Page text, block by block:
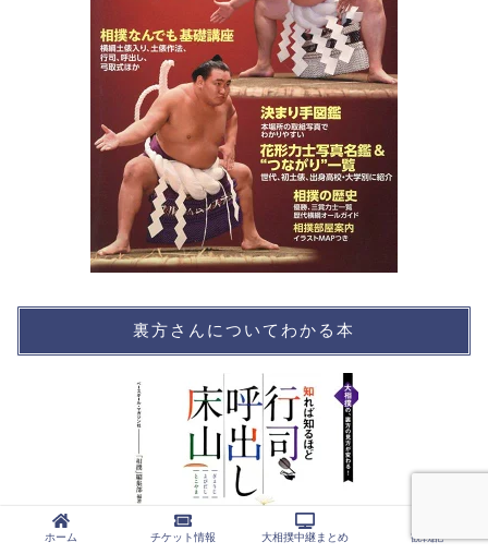
裏方さんについてわかる本
ホーム チケット情報 大相撲中継まとめ 観戦記